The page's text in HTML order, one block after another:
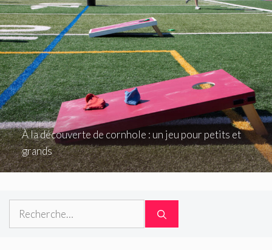
À la découverte de cornhole : un jeu pour petits et
grands
Rechercher :